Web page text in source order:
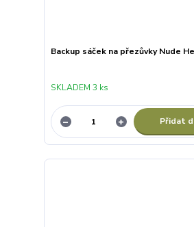
Backup sáček na přezůvky Nude
SKLADEM 3 ks
Přidat